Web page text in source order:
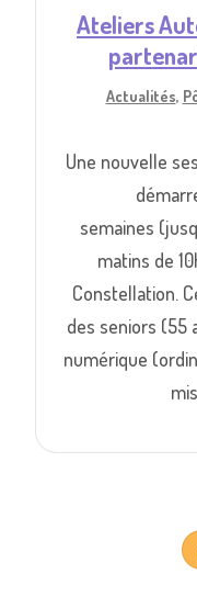
Ateliers
Actualités,
Une nouvelle
semaines
matins de
Constellation.
des seniors (55
numérique